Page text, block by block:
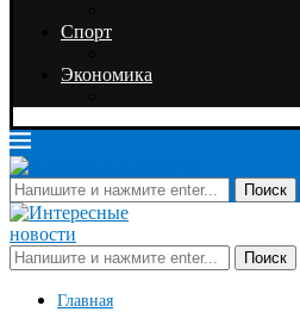
Спорт
Экономика
Поиск
Поиск
Главная